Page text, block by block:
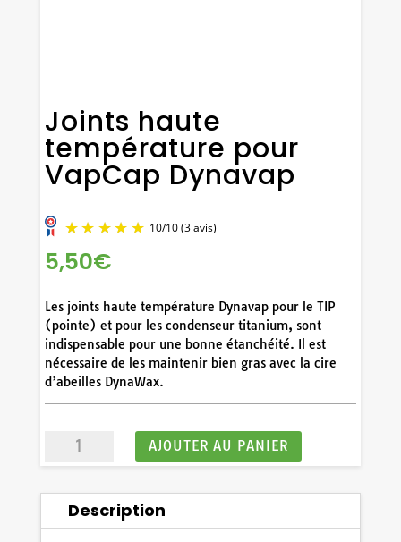
Joints haute
température pour
VapCap Dynavap
10/10(3 avis)
5,50€
Les joints haute température Dynavap pour le TIP
(pointe) et pour les condenseur titanium, sont
indispensable pour une bonne étanchéité. Il est
nécessaire de les maintenir bien gras avec la cire
d’abeilles DynaWax.
quantité
haute
température
pour
AJOUTER AU PANIER
Description